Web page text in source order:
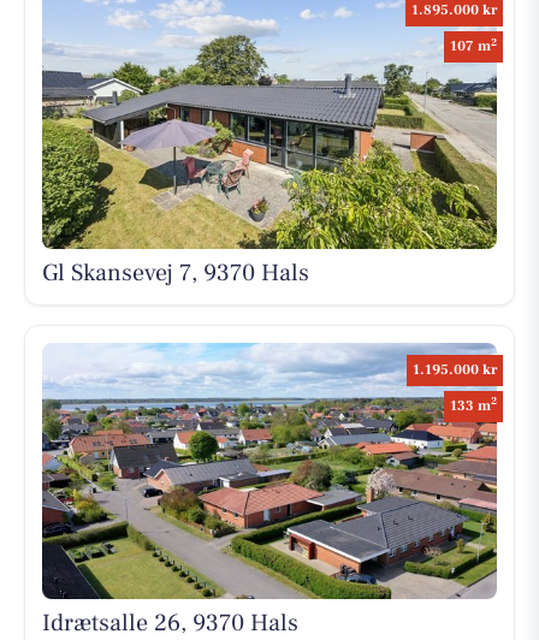
1.895.000 kr
107 m2
Gl Skansevej 7, 9370 Hals
1.195.000 kr
133 m2
Idrætsalle 26, 9370 Hals